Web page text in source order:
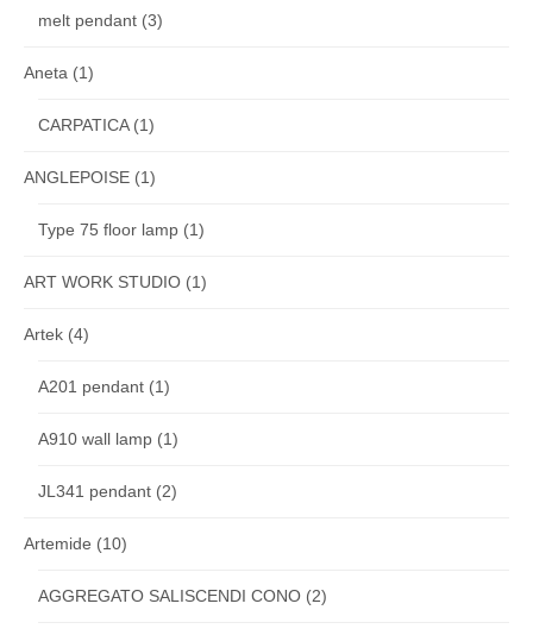
melt pendant (3)
Aneta (1)
CARPATICA(1)
ANGLEPOISE (1)
Type 75 floor lamp (1)
ART WORK STUDIO (1)
Artek (4)
A201 pendant (1)
A910 wall lamp (1)
JL341 pendant (2)
Artemide (10)
AGGREGATO SALISCENDI CONO (2)